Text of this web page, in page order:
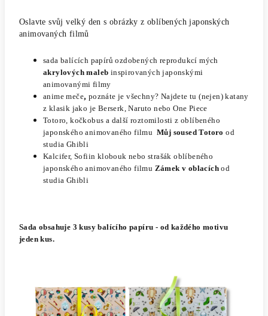
Oslavte svůj velký den s obrázky z oblíbených japonských
animovaných filmů
sada balících papírů ozdobených reprodukcí mých
akrylových maleb inspirovaných japonskými
animovanými filmy
anime meče, poznáte je všechny? Najdete tu (nejen) katany
z klasik jako je Berserk, Naruto nebo One Piece
Totoro, kočkobus a další roztomilosti z oblíbeného
japonského animovaného filmu Můj soused Totorood
studia Ghibli
Kalcifer, Sofiin klobouk nebo strašák oblíbeného
japonského animovaného filmu Zámek v oblacíchod
studia Ghibli
Sada obsahuje 3 kusy balícího papíru - od každého motivu
jeden kus.